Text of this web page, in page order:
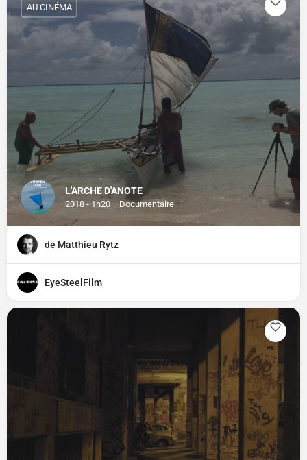
L'ARCHE D'ANOTE
2018 - 1h20 Documentaire
AU CINÉMA
de Matthieu Rytz
EyeSteelFilm